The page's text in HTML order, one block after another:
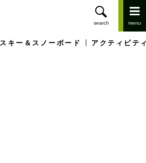
スキー＆スノーボード アクティビテ